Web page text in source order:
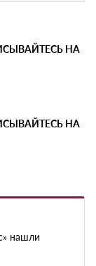
НА
НА
нашли